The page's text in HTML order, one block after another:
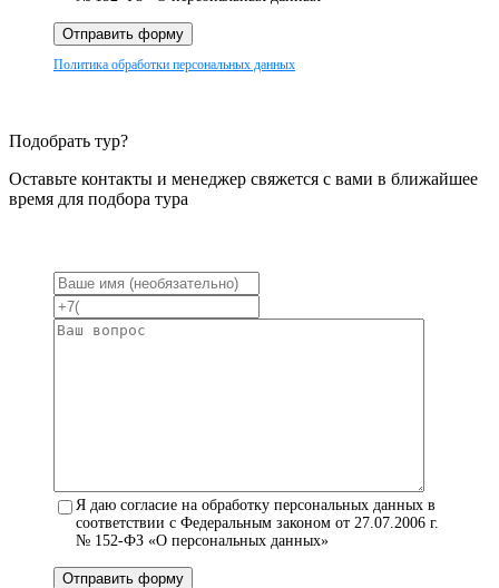
Отправить форму
Политика обработки персональных данных
Подобрать тур?
Оставьте контакты и менеджер свяжется с вами в ближайшее
время для подбора тура
Я даю согласие на обработку персональных данных в
соответствии с Федеральным законом от 27.07.2006 г.
№ 152-ФЗ «О персональных данных»
Отправить форму